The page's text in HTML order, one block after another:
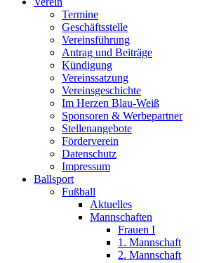
Termine
Geschäftsstelle
Vereinsführung
Antrag und Beiträge
Kündigung
Vereinssatzung
Vereinsgeschichte
Im Herzen Blau-Weiß
Sponsoren & Werbepartner
Stellenangebote
Förderverein
Datenschutz
Impressum
Ballsport
Fußball
Aktuelles
Mannschaften
Frauen I
1. Mannschaft
2. Mannschaft